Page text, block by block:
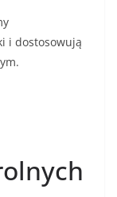
i dostosowują